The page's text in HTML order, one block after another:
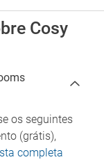
Cosy
os seguintes
(grátis),
completa